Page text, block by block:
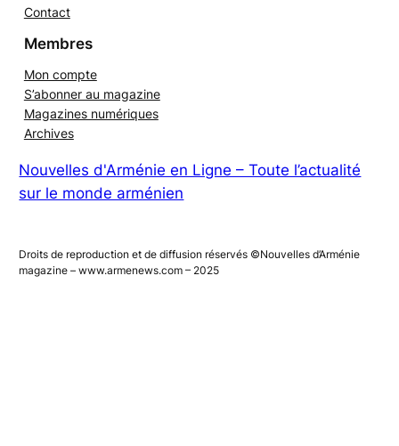
Cookies charte
Mon compte
S’abonner au magazine
Magazines numériques
Nouvelles d'Arménie en Ligne – Toute l’actualité
Droits de reproduction et de diffusion réservés ©Nouvelles d’Arménie